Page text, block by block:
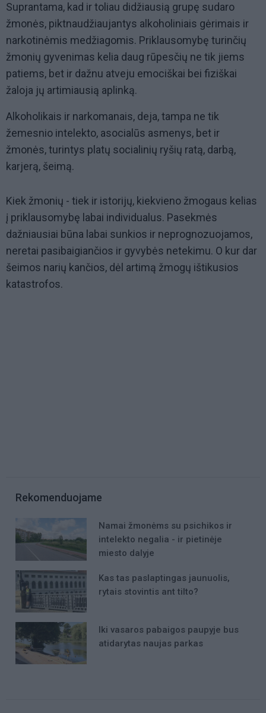
Suprantama, kad ir toliau didžiausią grupę sudaro
žmonės, piktnaudžiaujantys alkoholiniais gėrimais ir
narkotinėmis medžiagomis. Priklausomybę turinčių
žmonių gyvenimas kelia daug rūpesčių ne tik jiems
patiems, bet ir dažnu atveju emociškai bei fiziškai
žaloja jų artimiausią aplinką.
Alkoholikais ir narkomanais, deja, tampa ne tik
žemesnio intelekto, asocialūs asmenys, bet ir
žmonės, turintys platų socialinių ryšių ratą, darbą,
karjerą, šeimą.
Kiek žmonių - tiek ir istorijų, kiekvieno žmogaus kelias
į priklausomybę labai individualus. Pasekmės
dažniausiai būna labai sunkios ir neprognozuojamos,
neretai pasibaigiančios ir gyvybės netekimu. O kur dar
šeimos narių kančios, dėl artimą žmogų ištikusios
katastrofos.
Rekomenduojame
Namai žmonėms su psichikos ir
intelekto negalia - ir pietinėje
miesto dalyje
Kas tas paslaptingas jaunuolis,
rytais stovintis ant tilto?
Iki vasaros pabaigos paupyje bus
atidarytas naujas parkas